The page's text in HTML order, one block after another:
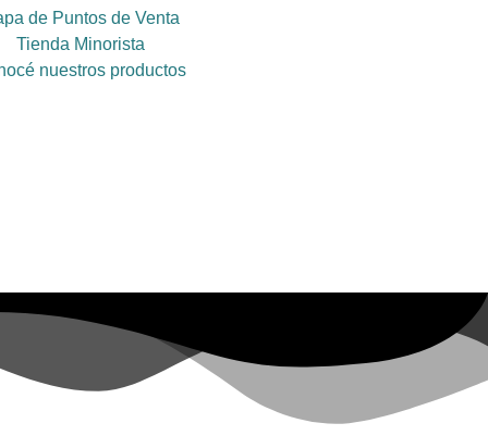
de Puntos de Venta
Tienda Minorista
nuestros productos